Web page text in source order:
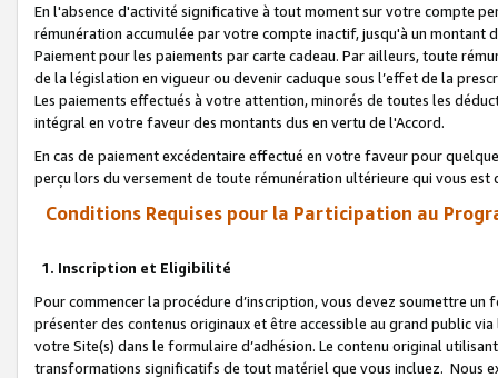
En l'absence d'activité significative à tout moment sur votre compte
rémunération accumulée par votre compte inactif, jusqu'à un montant
Paiement pour les paiements par carte cadeau. Par ailleurs, toute
de la législation en vigueur ou devenir caduque sous l’effet de la
Les paiements effectués à votre attention, minorés de toutes les
intégral en votre faveur des montants dus en vertu de l'Accord.
En cas de paiement excédentaire effectué en votre faveur pour
perçu lors du versement de toute rémunération ultérieure qui vous est
Conditions Requises pour la Participation au
1. Inscription et Eligibilité
Pour commencer la procédure d’inscription, vous devez soumettre
présenter des contenus originaux et être accessible au grand public
votre Site(s) dans le formulaire d’adhésion. Le contenu original
transformations significatifs de tout matériel que vous incluez. Nous